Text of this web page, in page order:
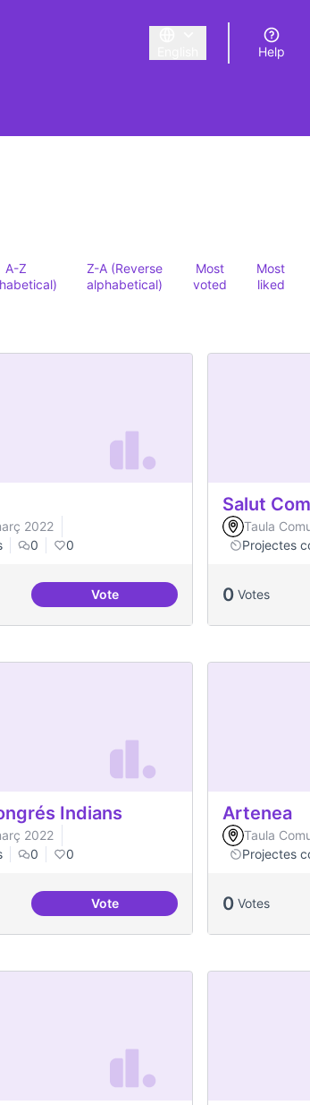
Triar la llengua Elegir
Help
A-Z
Z-A (Reverse
alphabetical)
Most
voted
Most
liked
2022
0 0
VoteEspai Jove
Salut
Taula
Projectes
0 Votes
Indians
2022
0 0
VoteCasal de Barri Congrés Indians
Artenea
Taula
Projectes
0 Votes